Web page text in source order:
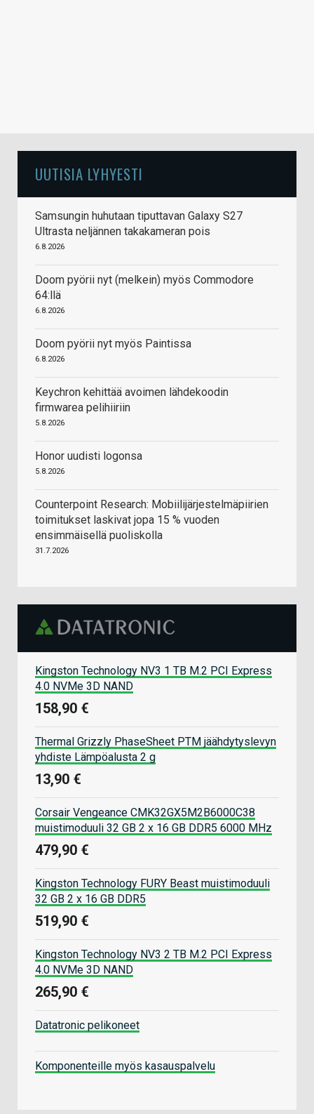
UUTISIA LYHYESTI
Samsungin huhutaan tiputtavan Galaxy S27
Ultrasta neljännen takakameran pois
6.8.2026
Doom pyörii nyt (melkein) myös Commodore
64:llä
6.8.2026
Doom pyörii nyt myös Paintissa
6.8.2026
Keychron kehittää avoimen lähdekoodin
firmwarea pelihiiriin
5.8.2026
Honor uudisti logonsa
5.8.2026
Counterpoint Research: Mobiilijärjestelmäpiirien
toimitukset laskivat jopa 15 % vuoden
ensimmäisellä puoliskolla
31.7.2026
Kingston Technology NV3 1 TB M.2 PCI Express
4.0 NVMe 3D NAND
158,90 €
Thermal Grizzly PhaseSheet PTM jäähdytyslevyn
yhdiste Lämpöalusta 2 g
13,90 €
Corsair Vengeance CMK32GX5M2B6000C38
muistimoduuli 32 GB 2 x 16 GB DDR5 6000 MHz
479,90 €
Kingston Technology FURY Beast muistimoduuli
32 GB 2 x 16 GB DDR5
519,90 €
Kingston Technology NV3 2 TB M.2 PCI Express
4.0 NVMe 3D NAND
265,90 €
Datatronic pelikoneet
Komponenteille myös kasauspalvelu